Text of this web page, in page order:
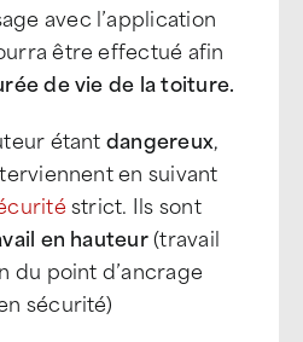
avec l’application
être effectué afin
de vie de la toiture.
étantdangereux,
en suivant
strict. Ils sont
en hauteur(travail
du point d’ancrage
sécurité)